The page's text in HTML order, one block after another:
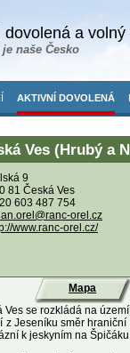
a volný
naše Česko
AKTIVNÍ DOVOLENÁ
Ves (Hrubý a
9
81 Česká Ves
603 487 754
orel.cz
www.ranc-orel.cz/
Mapa
Ves se rozkládá na
z Jeseníku směr
k jeskyním na